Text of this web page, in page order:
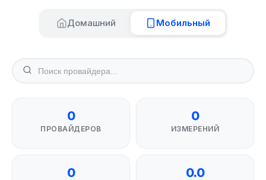
Домашний Мобильный
0
ПРОВАЙДЕРОВ
0
ИЗМЕРЕНИЙ
0 0.0